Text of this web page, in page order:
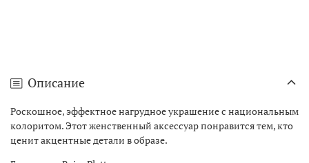
Описание
Роскошное, эффектное нагрудное украшение с национальным
колоритом. Этот женственный аксессуар понравится тем, кто
ценит акцентные детали в образе.